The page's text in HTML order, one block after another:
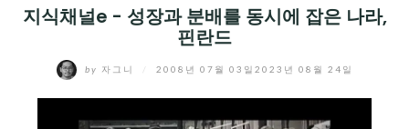
지식채널e - 성장과 분배를 동시에 잡은 나라,
핀란드
by 자그니 2008년 07월 03일 2023년 08월 24일
CHILD
디지털트렌드
디지털라이프
EXPAND
CHILD
EXPAND